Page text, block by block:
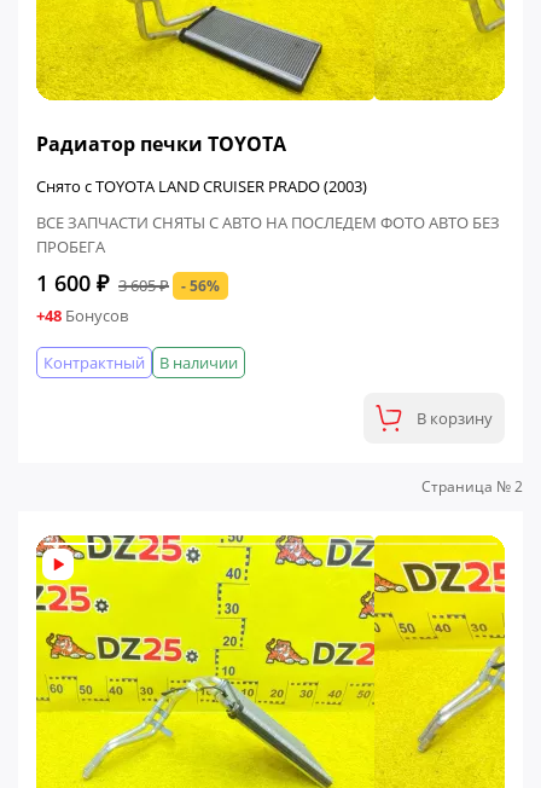
Радиатор печки TOYOTA
Снято с TOYOTA LAND CRUISER PRADO (2003)
ВСЕ ЗАПЧАСТИ СНЯТЫ С АВТО НА ПОСЛЕДЕМ ФОТО АВТО БЕЗ
ПРОБЕГА
1 600 ₽ 3 605 ₽ - 56%
+48 Бонусов
В наличии
Контрактный
В корзину
Страница № 2